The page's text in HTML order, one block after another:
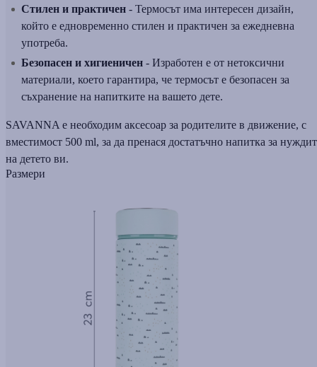
Стилен и практичен - Термосът има интересен дизайн,
който е едновременно стилен и практичен за ежедневна
употреба.
Безопасен и хигиеничен - Изработен е от нетоксични
материали, което гарантира, че термосът е безопасен за
съхранение на напитките на вашето дете.
SAVANNA е необходим аксесоар за родителите в движение, с
вместимост 500 ml, за да пренася достатъчно напитка за
на детето ви.
Размери